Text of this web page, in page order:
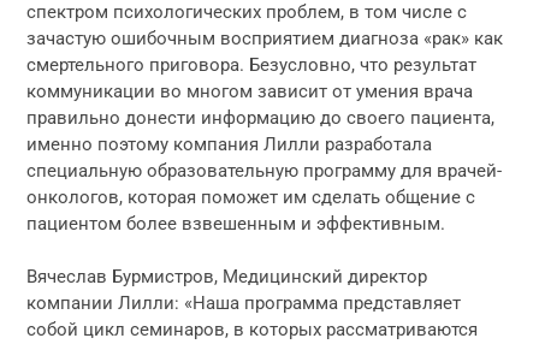
спектром психологических проблем, в том числе с
зачастую ошибочным восприятием диагноза «рак» как
смертельного приговора. Безусловно, что результат
коммуникации во многом зависит от умения врача
правильно донести информацию до своего пациента,
именно поэтому компания Лилли разработала
специальную образовательную программу для врачей-
онкологов, которая поможет им сделать общение с
пациентом более взвешенным и эффективным.
Вячеслав Бурмистров, Медицинский директор
компании Лилли: «Наша программа представляет
собой цикл семинаров, в которых рассматриваются